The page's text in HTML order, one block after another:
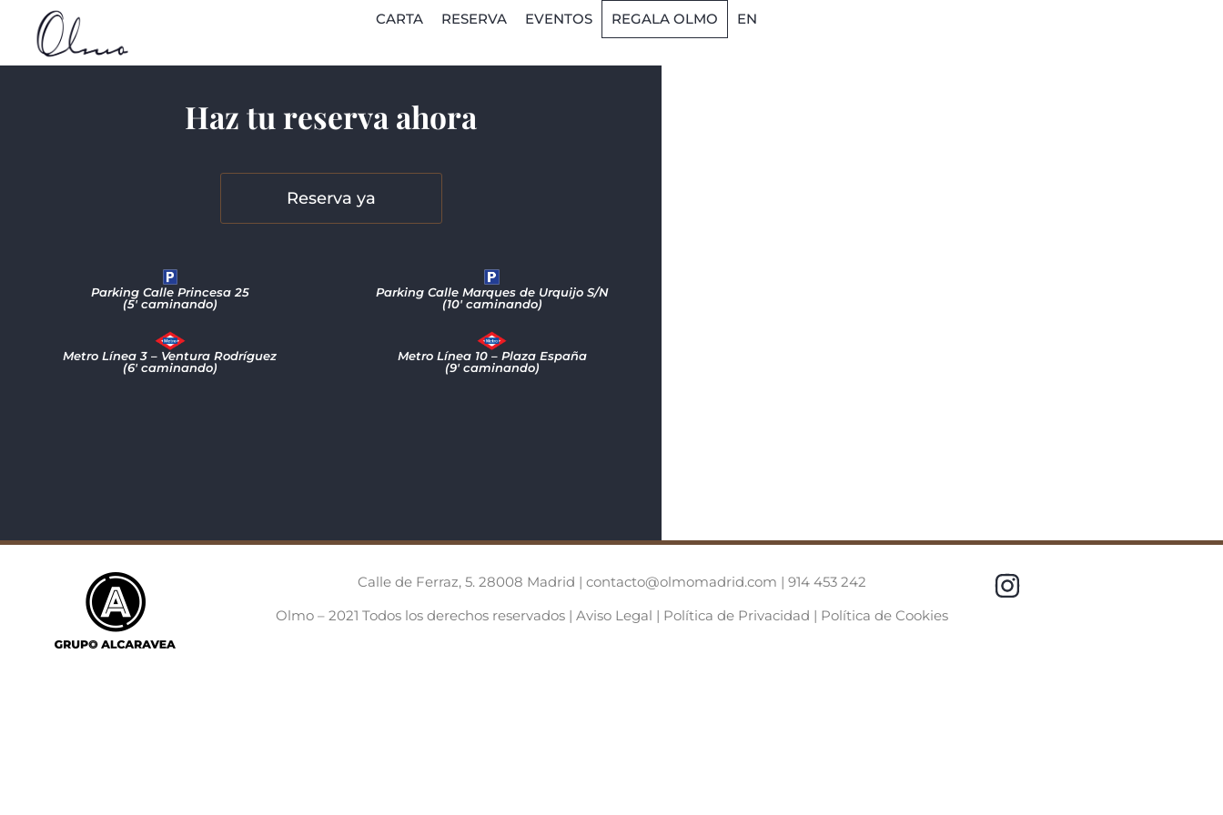
CARTA RESERVA EVENTOS REGALA OLMO EN
Jamón Ibérico de bellota
Haz tu reserva ahora
Reserva ya
Parking Calle Princesa 25
(5′ caminando)
Parking Calle Marques de Urquijo S/N
(10′ caminando)
Metro Línea 3 – Ventura Rodríguez
(6′ caminando)
Metro Línea 10 – Plaza España
(9′ caminando)
Calle de Ferraz, 5. 28008 Madrid | contacto@olmomadrid.com | 914 453 242
Olmo – 2021 Todos los derechos reservados | Aviso Legal | Política de Privacidad | Política de Cookies